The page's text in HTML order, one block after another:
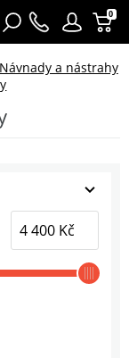
0
Návnady a nástrahy